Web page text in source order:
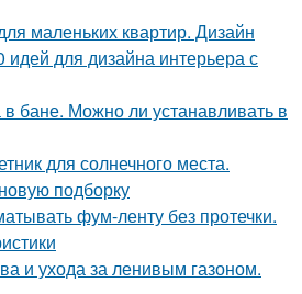
маленьких квартир. Дизайн
идей для дизайна интерьера с
бане. Можно ли устанавливать в
для солнечного места.
подборку
фум-ленту без протечки.
и ухода за ленивым газоном.